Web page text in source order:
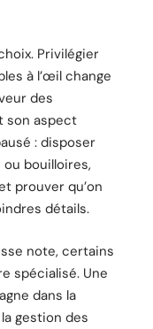
Privilégier
à l’œil change
des
son aspect
: disposer
bouilloires,
prouver qu’on
détails.
note, certains
spécialisé. Une
dans la
gestion des